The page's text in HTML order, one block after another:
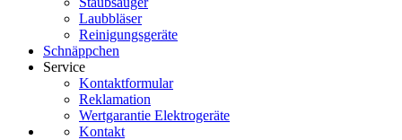
Laubbläser
Reinigungsgeräte
Schnäppchen
Service
Kontaktformular
Reklamation
Wertgarantie Elektrogeräte
Kontakt